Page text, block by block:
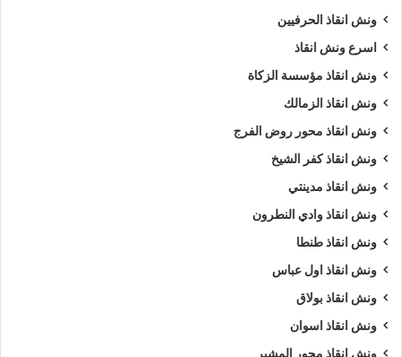
ونش انقاذ الحرفيين
اسرع ونش انقاذ
ونش انقاذ مؤسسة الزكاة
ونش انقاذ الزمالك
ونش انقاذ محور روض الفرج
ونش انقاذ كفر الشيخ
ونش انقاذ مدينتي
ونش انقاذ وادي النطرون
ونش انقاذ طنطا
ونش انقاذ اول عباس
ونش انقاذ بولاق
ونش انقاذ اسوان
ونش انقاذ محور المشير